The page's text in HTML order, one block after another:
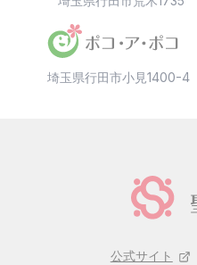
埼玉県行田市小見1400-4
公式サイト